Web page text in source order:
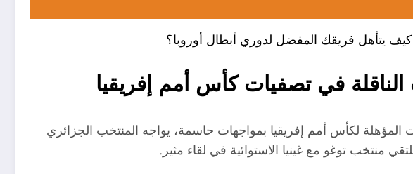
كيف يتأهل فريقك المفضل لدوري أبطال أوروبا؟
الناقلة في تصفيات كأس أمم إفريقيا
المؤهلة لكأس أمم إفريقيا بمواجهات حاسمة، يواجه المنتخب الجزائري
منتخب توغو مع غينيا الاستوائية في لقاء مثير.